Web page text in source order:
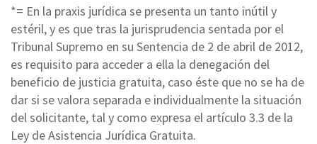
*= En la praxis jurídica se presenta un tanto inútil y
estéril, y es que tras la jurisprudencia sentada por el
Tribunal Supremo en su Sentencia de 2 de abril de 2012,
es requisito para acceder a ella la denegación del
beneficio de justicia gratuita, caso éste que no se ha de
dar si se valora separada e individualmente la situación
del solicitante, tal y como expresa el artículo 3.3 de la
Ley de Asistencia Jurídica Gratuita.